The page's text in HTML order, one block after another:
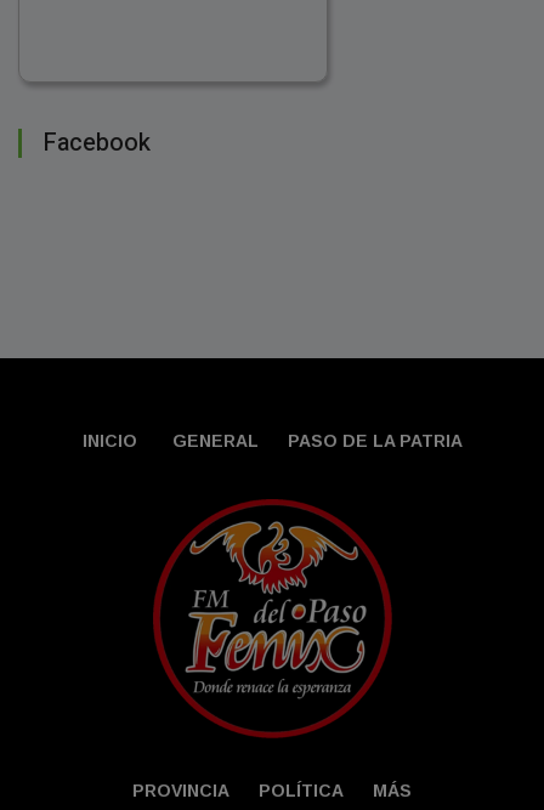
Facebook
INICIO GENERAL PASO DE LA PATRIA
PROVINCIA POLÍTICA MÁS